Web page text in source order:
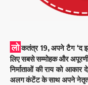
लो कतंत्र 19, अपने टैग ‘द
लिए सबसे सम्मोहक और
निर्माताओं की राय को
अलग कंटेंट के साथ अपने नेतृत्व